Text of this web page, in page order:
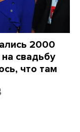
2000
свадьбу
что там